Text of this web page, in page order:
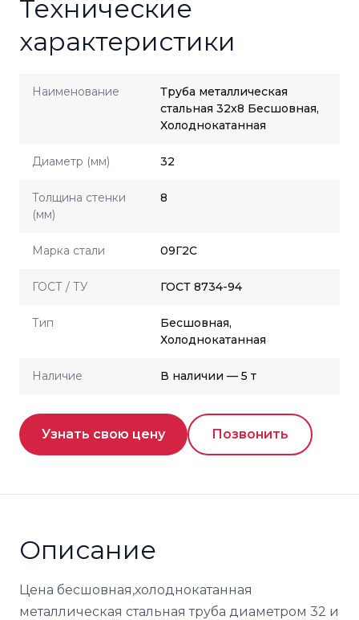
Технические
характеристики
Наименование
Труба металлическая
стальная 32x8 Бесшовная,
Холоднокатанная
Диаметр (мм) 32
Толщина стенки
(мм)
8
Марка стали 09Г2С
ГОСТ / ТУ ГОСТ 8734-94
Тип
Бесшовная,
Холоднокатанная
Наличие В наличии — 5 т
Узнать свою цену Позвонить
Описание
Цена бесшовная,холоднокатанная
металлическая стальная труба диаметром 32 и